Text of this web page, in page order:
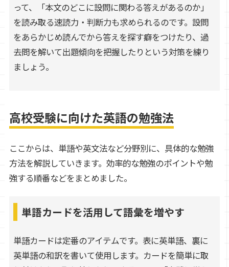
って、「本文のどこに設問に関わる答えがあるのか」
を読み取る速読力・判断力も求められるのです。設問
をあらかじめ読んでから答えを探す癖をつけたり、過
去問を解いて出題傾向を把握したりという対策を練り
ましょう。
高校受験に向けた英語の勉強法
ここからは、単語や英文法など分野別に、具体的な勉強
方法を解説していきます。効率的な勉強のポイントや勉
強する順番などをまとめました。
単語カードを活用して語彙を増やす
単語カードは定番のアイテムです。表に英単語、裏に
英単語の和訳を書いて使用します。カードを簡単に取